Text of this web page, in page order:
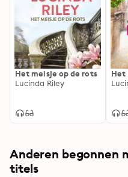
Het meisje op de rots
Lucinda Riley
Het
Anderen begonnen
titels